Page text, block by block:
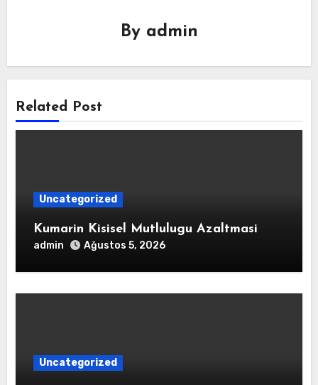
By admin
Related Post
Uncategorized
Kumarin Kisisel Mutlulugu Azaltmasi
admin Ağustos 5, 2026
Uncategorized